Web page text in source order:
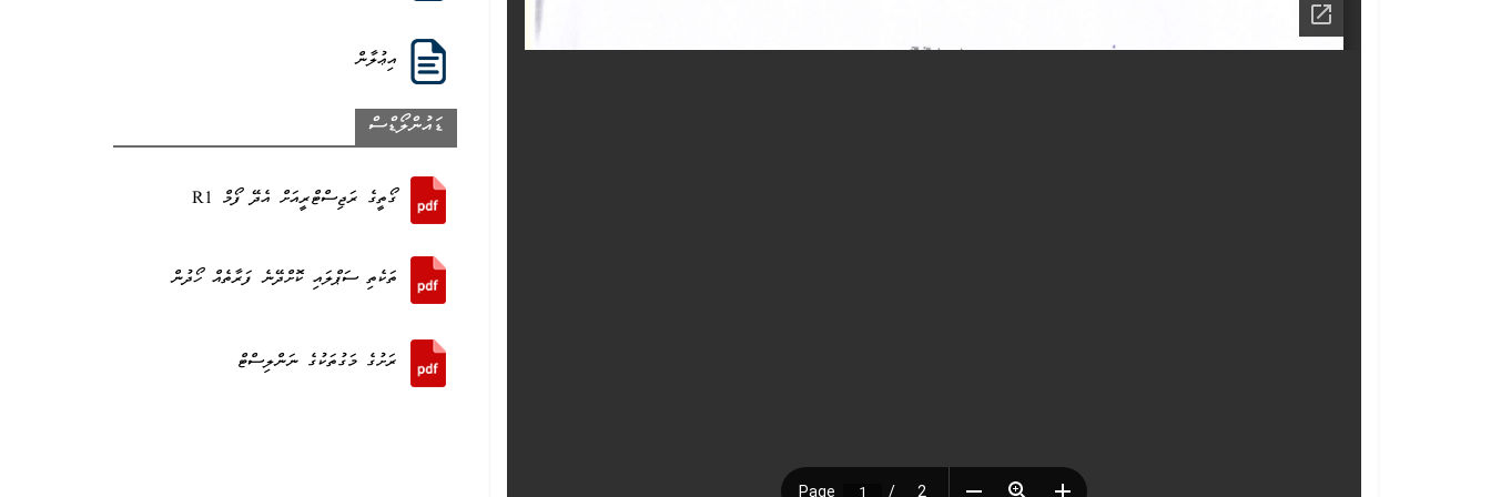
އިޢުލާން
ޑައުންލޯޑްސް
ގޯތީގެ ރަޖިސްޓްރީއަށް އެދޭ ފޯމް R1
ތަކެތި ސަޕްލައި ކޮށްދޭނެ ފަރާތެއް ހޯދުން
ރަށުގެ މަގުތަކުގެ ނަންލިސްޓް